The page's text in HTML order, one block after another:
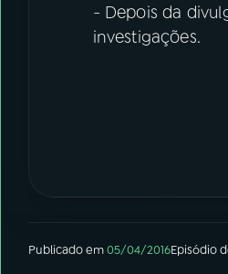
- Depois da
investigações.
Publicado em05/04/2016Episódio